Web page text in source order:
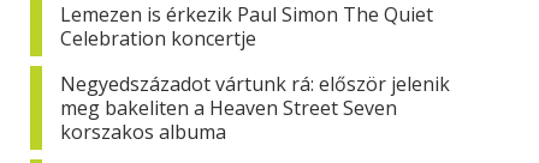
Lemezen is érkezik Paul Simon The Quiet
Celebration koncertje
Negyedszázadot vártunk rá: először jelenik
meg bakeliten a Heaven Street Seven
korszakos albuma